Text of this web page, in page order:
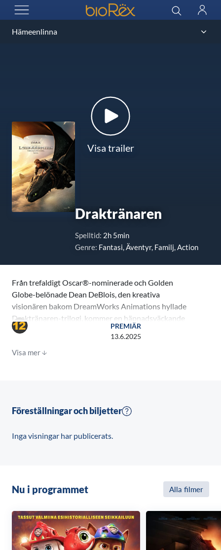
ÖPPNA MENYN
BioRex Cinemas Sök
Logga
Visa trailer
Draktränaren
Spelltid: 2h 5min
Genre: Fantasi, Äventyr, Familj, Action
Från trefaldigt Oscar®-nominerade och Golden
Globe-belönade Dean DeBlois, den kreativa
visionären bakom DreamWorks Animations hyllade
Draktränaren-trilogi, kommer en häpnadsväckande
ny live-action-version av filmen som startade den
förbisedde Hicke, son till vikingahövdingen Tryggvåld
från den animerade franchisen), trotsar århundraden
själva grunden för vikingarnas samhälle.
nominerade Nico Parker; Dumbo, The Last of Us) och
byns excentriske smed Gape (Nick Frost; Snow White
and the Huntsman, Shaun of the Dead) vid sin sida,
PREMIÄR
13.6.2025
Visa mer
Föreställningar och biljetter
Inga visningar har publicerats.
Nu i programmet Alla filmer